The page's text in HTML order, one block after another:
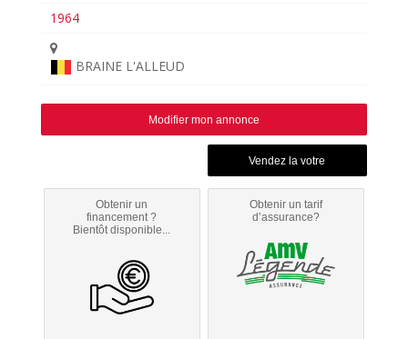
1964
BRAINE L'ALLEUD
Modifier mon annonce
Obtenir un
financement ?
Bientôt disponible...
Obtenir un tarif
d’assurance?